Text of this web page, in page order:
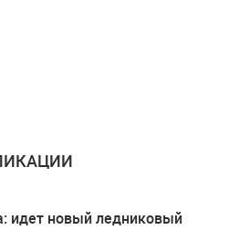
идет новый ледниковый